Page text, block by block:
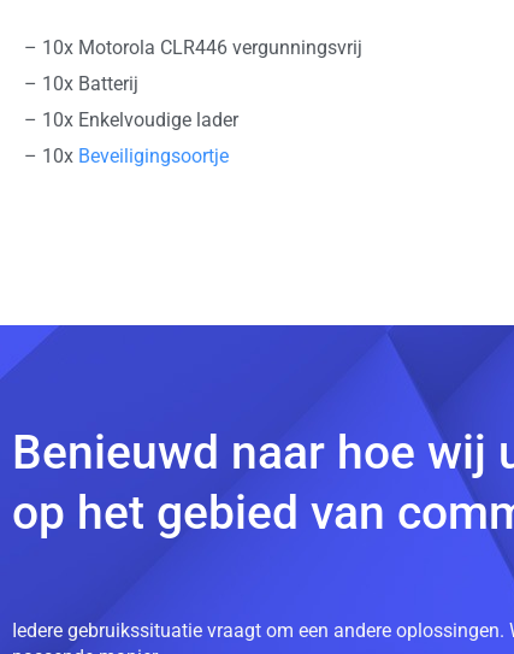
– 10x Motorola CLR446 vergunningsvrij
– 10x Batterij
– 10x Enkelvoudige lader
– 10x Beveiligingsoortje
Benieuwd naar hoe wij
op het gebied van
Iedere gebruikssituatie vraagt om een andere